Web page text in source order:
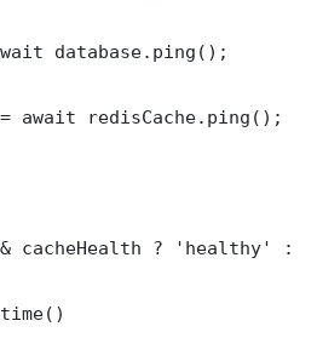
database.ping();
await redisCache.ping();
cacheHealth ? 'healthy' :